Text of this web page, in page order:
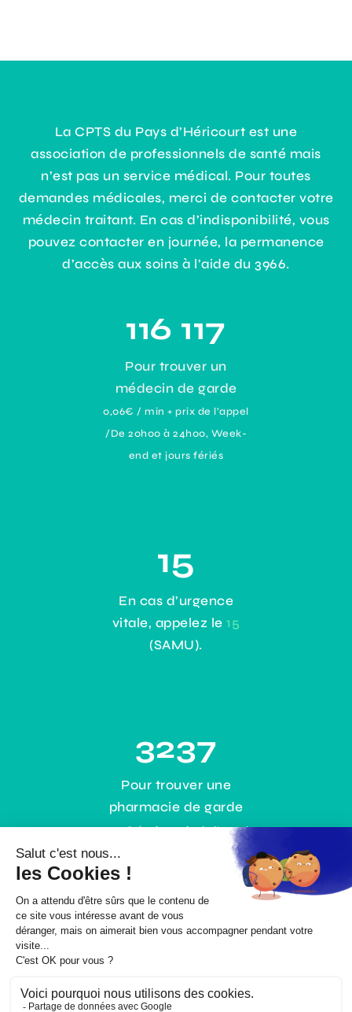
La CPTS du Pays d’Héricourt est une
association de professionnels de santé mais
n’est pas un service médical. Pour toutes
demandes médicales, merci de contacter votre
médecin traitant. En cas d’indisponibilité, vous
pouvez contacter en journée, la permanence
d’accès aux soins à l’aide du 3966.
116 117
Pour trouver un
médecin de garde
0,06€ / min + prix de l’appel
/De 20h00 à 24h00, Week-
end et jours fériés
15
En cas d’urgence
vitale, appelez le15
(SAMU).
3237
Pour trouver une
pharmacie de garde
0,35€ / min + prix de l’appel